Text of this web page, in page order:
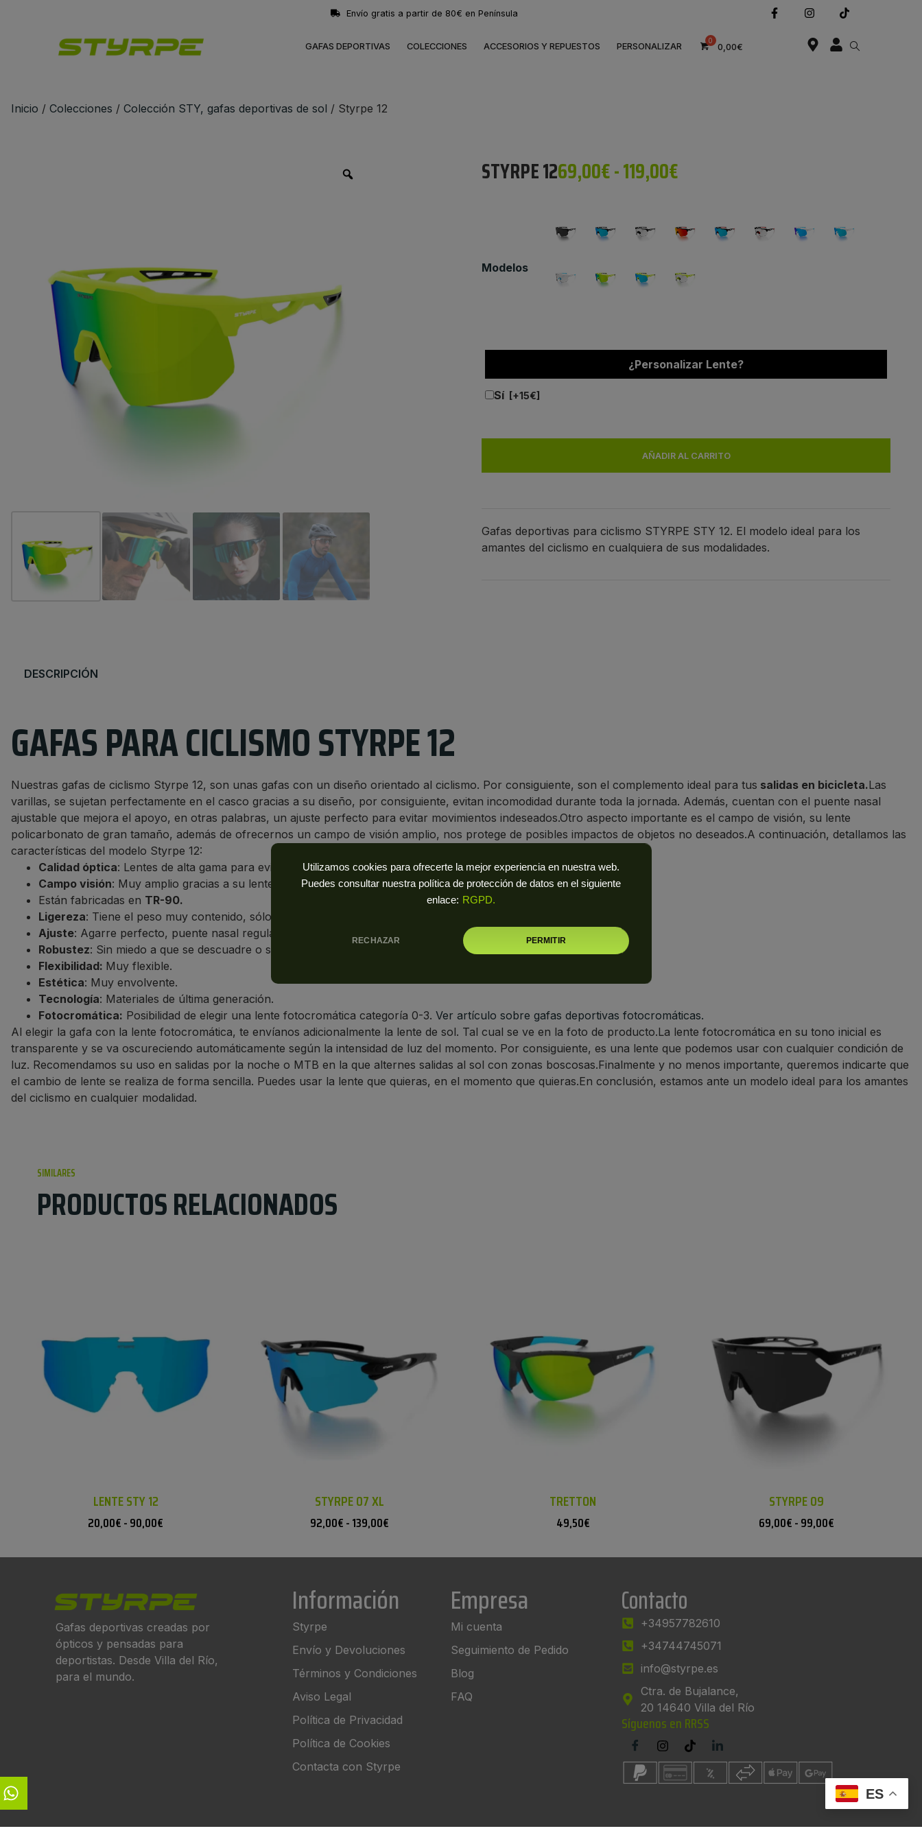
Utilizamos cookies para ofrecerte la mejor experiencia en nuestra web.
Puedes consultar nuestra política de protección de datos en el siguiente
enlace: RGPD.
RECHAZAR PERMITIR
Entrega en 24/48 horas Marca española
GAFAS DEPORTIVAS COLECCIONES ACCESORIOS Y REPUESTOS PERSONALIZAR 0,00€
Inicio / Colecciones / Colección STY, gafas deportivas de sol / Styrpe 12
STYRPE 1269,00€-119,00€
Modelos
¿Personalizar Lente?
Sí
AÑADIR AL CARRITO
Gafas deportivas para ciclismo STYRPE STY 12. El modelo ideal para los
amantes del ciclismo en cualquiera de sus modalidades.
DESCRIPCIÓN
GAFAS PARA CICLISMO STYRPE 12
Nuestras gafas de ciclismo Styrpe 12, son unas gafas con un diseño orientado al ciclismo. Por consiguiente, son el complemento ideal para tus salidas en bicicleta.Las
varillas, se sujetan perfectamente en el casco gracias a su diseño, por consiguiente, evitan incomodidad durante toda la jornada. Además, cuentan con el puente nasal
ajustable que mejora el apoyo, en otras palabras, un ajuste perfecto para evitar movimientos indeseados.Otro aspecto importante es el campo de visión, su lente
policarbonato de gran tamaño, además de ofrecernos un campo de visión amplio, nos protege de posibles impactos de objetos no deseados.A continuación, detallamos las
características del modelo Styrpe 12:
Calidad óptica: Lentes de alta gama para evitar la fatiga ocular, con 100% protección UV.
Campo visión: Muy amplio gracias a su lente de gran tamaño.
Están fabricadas en TR-90.
Ligereza: Tiene el peso muy contenido, sólo 31 gr.
Ajuste: Agarre perfecto, puente nasal regulable.
Robustez: Sin miedo a que se descuadre o se rompa.
Flexibilidad: Muy flexible.
Estética: Muy envolvente.
Tecnología: Materiales de última generación.
Fotocromática: Posibilidad de elegir una lente fotocromática categoría 0-3. Ver artículo sobre gafas deportivas fotocromáticas.
Al elegir la gafa con la lente fotocromática, te envíanos adicionalmente la lente de sol. Tal cual se ve en la foto de producto.La lente fotocromática en su tono inicial es
transparente y se va oscureciendo automáticamente según la intensidad de luz del momento. Por consiguiente, es una lente que podemos usar con cualquier condición de
luz. Recomendamos su uso en salidas por la noche o MTB en la que alternes salidas al sol con zonas boscosas.Finalmente y no menos importante, queremos indicarte que
el cambio de lente se realiza de forma sencilla. Puedes usar la lente que quieras, en el momento que quieras.En conclusión, estamos ante un modelo ideal para los amantes
del ciclismo en cualquier modalidad.
SIMILARES
PRODUCTOS RELACIONADOS
LENTE STY 12
20,00€-90,00€
STYRPE 07 XL
92,00€-139,00€
TRETTON
49,50€
STYRPE 09
69,00€-99,00€
Gafas deportivas creadas por
ópticos y pensadas para
deportistas. Desde Villa del Río,
para el mundo.
Información
Styrpe
Envío y Devoluciones
Términos y Condiciones
Aviso Legal
Política de Privacidad
Política de Cookies
Contacta con Styrpe
Empresa
Mi cuenta
Seguimiento de Pedido
Blog
FAQ
Contacto
+34957782610
+34744745071
info@styrpe.es
Ctra. de Bujalance,
20 14640 Villa del Río
Síguenos en RRSS
ES